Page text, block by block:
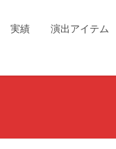
実績 演出アイテム